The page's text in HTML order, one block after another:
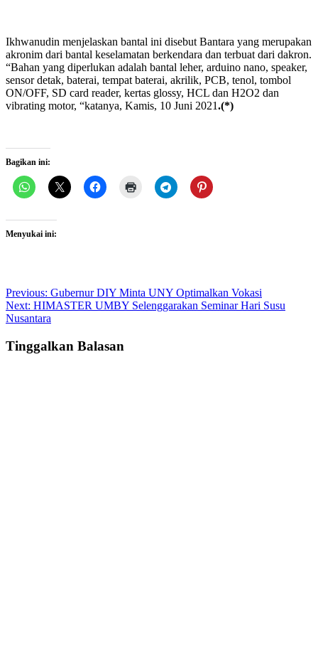
Ikhwanudin menjelaskan bantal ini disebut Bantara yang merupakan
akronim dari bantal keselamatan berkendara dan terbuat dari dakron.
“Bahan yang diperlukan adalah bantal leher, arduino nano, speaker,
sensor detak, baterai, tempat baterai, akrilik, PCB, tenol, tombol
ON/OFF, SD card reader, kertas glossy, HCL dan H2O2 dan
vibrating motor, “katanya, Kamis, 10 Juni 2021.(*)
Bagikan ini:
Menyukai ini:
Post
navigation
Previous: Gubernur DIY Minta UNY Optimalkan Vokasi
Next: HIMASTER UMBY Selenggarakan Seminar Hari Susu
Nusantara
Tinggalkan Balasan